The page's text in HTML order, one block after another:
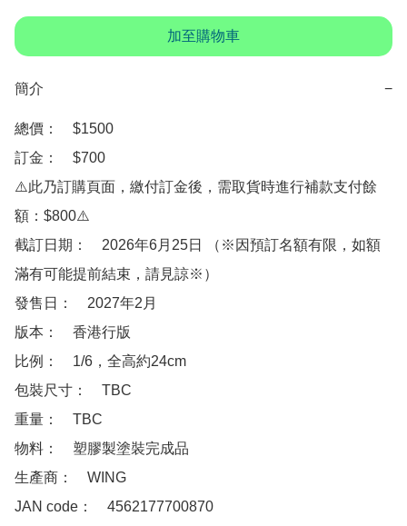
加至購物車
簡介 −
總價：　$1500
訂金：　$700
⚠️此乃訂購頁面，繳付訂金後，需取貨時進行補款支付餘
額：$800⚠️
截訂日期：　2026年6月25日 （※因預訂名額有限，如額
滿有可能提前結束，請見諒※）
發售日：　2027年2月
版本：　香港行版
比例：　1/6，全高約24cm
包裝尺寸：　TBC
重量：　TBC
物料：　塑膠製塗裝完成品
生產商：　WING
JAN code：　4562177700870